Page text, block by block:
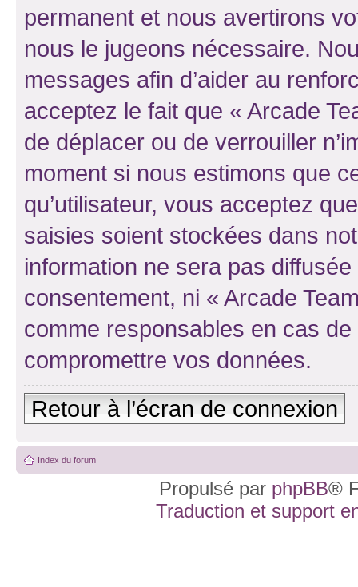
permanent et nous avertirons
nous le jugeons nécessaire.
messages afin d’aider au
acceptez le fait que « Arcade
de déplacer ou de verrouiller
moment si nous estimons que
qu’utilisateur, vous acceptez
saisies soient stockées dans
information ne sera pas
consentement, ni « Arcade
comme responsables en cas
compromettre vos données.
Retour à l’écran de connexion
Index du forum
Propulsé par phpBB®
Traduction et support